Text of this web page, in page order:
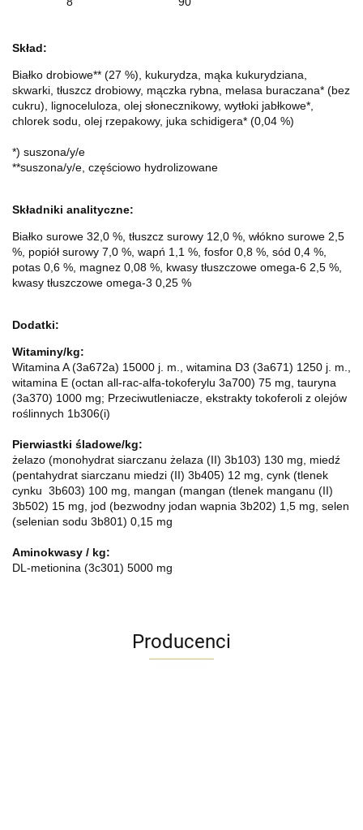
Skład:
Białko drobiowe** (27 %), kukurydza, mąka kukurydziana,
skwarki, tłuszcz drobiowy, mączka rybna, melasa buraczana* (bez
cukru), lignoceluloza, olej słonecznikowy, wytłoki jabłkowe*,
chlorek sodu, olej rzepakowy, juka schidigera* (0,04 %)
*) suszona/y/e
**suszona/y/e, częściowo hydrolizowane
Składniki analityczne:
Białko surowe 32,0 %, tłuszcz surowy 12,0 %, włókno surowe 2,5
%, popiół surowy 7,0 %, wapń 1,1 %, fosfor 0,8 %, sód 0,4 %,
potas 0,6 %, magnez 0,08 %, kwasy tłuszczowe omega-6 2,5 %,
kwasy tłuszczowe omega-3 0,25 %
Dodatki:
Witaminy/kg:
Witamina A (3a672a) 15000 j. m., witamina D3 (3a671) 1250 j. m.,
witamina E (octan all-rac-alfa-tokoferylu 3a700) 75 mg, tauryna
(3a370) 1000 mg; Przeciwutleniacze, ekstrakty tokoferoli z olejów
roślinnych 1b306(i)
Pierwiastki śladowe/kg:
żelazo (monohydrat siarczanu żelaza (II) 3b103) 130 mg, miedź
(pentahydrat siarczanu miedzi (II) 3b405) 12 mg, cynk (tlenek
cynku 3b603) 100 mg, mangan (mangan (tlenek manganu (II)
3b502) 15 mg, jod (bezwodny jodan wapnia 3b202) 1,5 mg, selen
(selenian sodu 3b801) 0,15 mg
Aminokwasy / kg:
DL-metionina (3c301) 5000 mg
Producenci